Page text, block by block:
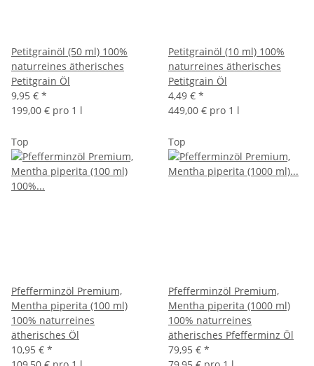
Petitgrainöl (50 ml) 100%
naturreines ätherisches
Petitgrain Öl
9,95 € *
199,00 € pro 1 l
Petitgrainöl (10 ml) 100%
naturreines ätherisches
Petitgrain Öl
4,49 € *
449,00 € pro 1 l
Top
Pfefferminzöl Premium,
Mentha piperita (100 ml)
100% naturreines
ätherisches Öl
10,95 € *
Top
Pfefferminzöl Premium,
Mentha piperita (1000 ml)
100% naturreines
ätherisches Pfefferminz Öl
79,95 € *